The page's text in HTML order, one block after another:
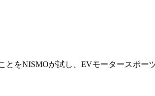
をNISMOが試し、EVモータースポー